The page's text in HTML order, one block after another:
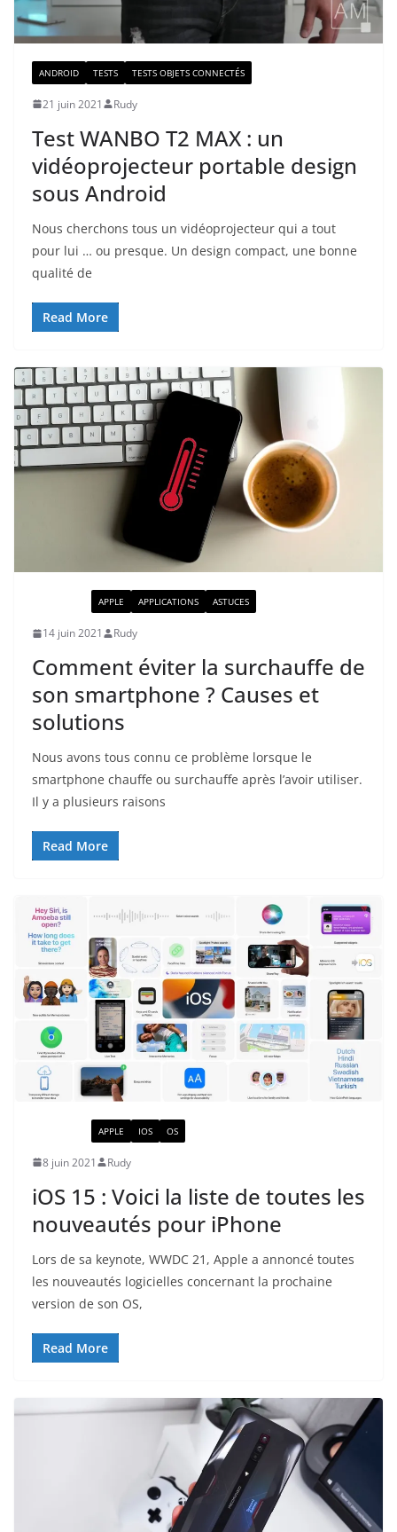
ANDROID TESTS TESTS OBJETS CONNECTÉS
21 juin 2021 Rudy
Test WANBO T2 MAX : un
vidéoprojecteur portable design
sous Android
Nous cherchons tous un vidéoprojecteur qui a tout
pour lui … ou presque. Un design compact, une bonne
qualité de
Read More
APPLE APPLICATIONS ASTUCES
14 juin 2021 Rudy
Comment éviter la surchauffe de
son smartphone ? Causes et
solutions
Nous avons tous connu ce problème lorsque le
smartphone chauffe ou surchauffe après l’avoir utiliser.
Il y a plusieurs raisons
Read More
APPLE IOS OS
8 juin 2021 Rudy
iOS 15 : Voici la liste de toutes les
nouveautés pour iPhone
Lors de sa keynote, WWDC 21, Apple a annoncé toutes
les nouveautés logicielles concernant la prochaine
version de son OS,
Read More